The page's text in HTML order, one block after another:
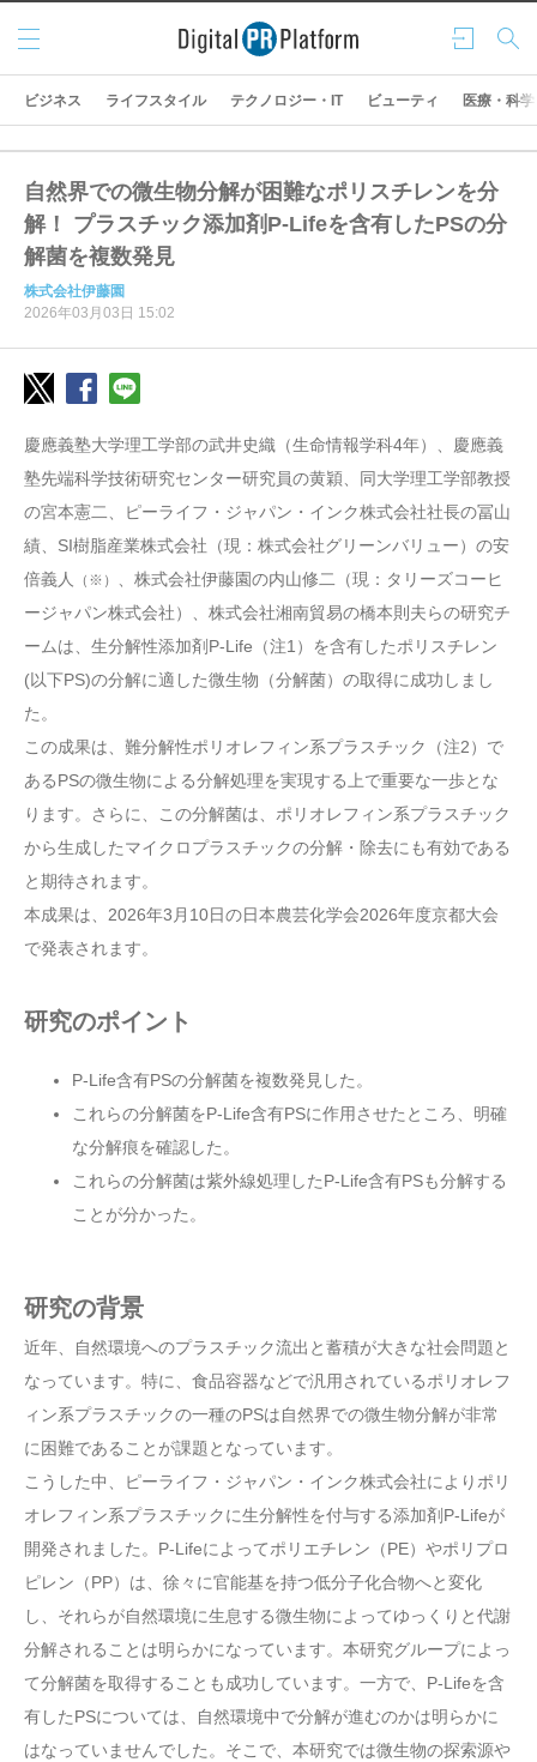
ログ
イン
検索
メニ
ュー
ビジネス ライフスタイル テクノロジー・IT ビューティ 医療・科学
自然界での微生物分解が困難なポリスチレンを分
解！ プラスチック添加剤P-Lifeを含有したPSの分
解菌を複数発見
株式会社伊藤園
2026年03月03日 15:02
慶應義塾大学理工学部の武井史織（生命情報学科4年）、慶應義
塾先端科学技術研究センター研究員の黄穎、同大学理工学部教授
の宮本憲二、ピーライフ・ジャパン・インク株式会社社長の冨山
績、SI樹脂産業株式会社（現：株式会社グリーンバリュー）の安
倍義人
（※）
、株式会社伊藤園の内山修二（現：タリーズコーヒ
ージャパン株式会社）、株式会社湘南貿易の橋本則夫らの研究チ
ームは、生分解性添加剤P-Life（注1）を含有したポリスチレン
(以下PS)の分解に適した微生物（分解菌）の取得に成功しまし
た。
この成果は、難分解性ポリオレフィン系プラスチック（注2）で
あるPSの微生物による分解処理を実現する上で重要な一歩とな
ります。さらに、この分解菌は、ポリオレフィン系プラスチック
から生成したマイクロプラスチックの分解・除去にも有効である
と期待されます。
本成果は、2026年3月10日の日本農芸化学会2026年度京都大会
で発表されます。
研究のポイント
P-Life含有PSの分解菌を複数発見した。
これらの分解菌をP-Life含有PSに作用させたところ、明確
な分解痕を確認した。
これらの分解菌は紫外線処理したP-Life含有PSも分解する
ことが分かった。
研究の背景
近年、自然環境へのプラスチック流出と蓄積が大きな社会問題と
なっています。特に、食品容器などで汎用されているポリオレフ
ィン系プラスチックの一種のPSは自然界での微生物分解が非常
に困難であることが課題となっています。
こうした中、ピーライフ・ジャパン・インク株式会社によりポリ
オレフィン系プラスチックに生分解性を付与する添加剤P-Lifeが
開発されました。P-Lifeによってポリエチレン（PE）やポリプロ
ピレン（PP）は、徐々に官能基を持つ低分子化合物へと変化
し、それらが自然環境に生息する微生物によってゆっくりと代謝
分解されることは明らかになっています。本研究グループによっ
て分解菌を取得することも成功しています。一方で、P-Lifeを含
有したPSについては、自然環境中で分解が進むのかは明らかに
はなっていませんでした。そこで、本研究では微生物の探索源や